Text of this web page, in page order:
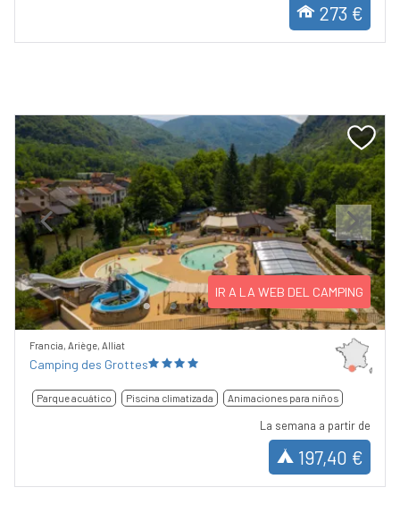
273 €
Previous Next
IR A LA WEB DEL CAMPING
Francia, Ariège, Alliat
Camping des Grottes
Parque acuático Piscina climatizada Animaciones para niños
La semana a partir de
197,40 €